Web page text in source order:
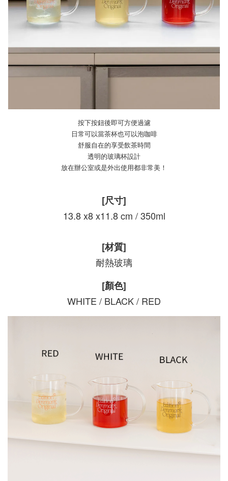
按下按鈕後即可方便過濾
日常可以當茶杯也可以泡咖啡
舒服自在的享受飲茶時間
透明的玻璃杯設計
放在辦公室或是外出使用都非常美！
[尺寸]
13.8 x8 x11.8 cm / 350ml
[材質]
耐熱玻璃
[顏色]
WHITE / BLACK / RED